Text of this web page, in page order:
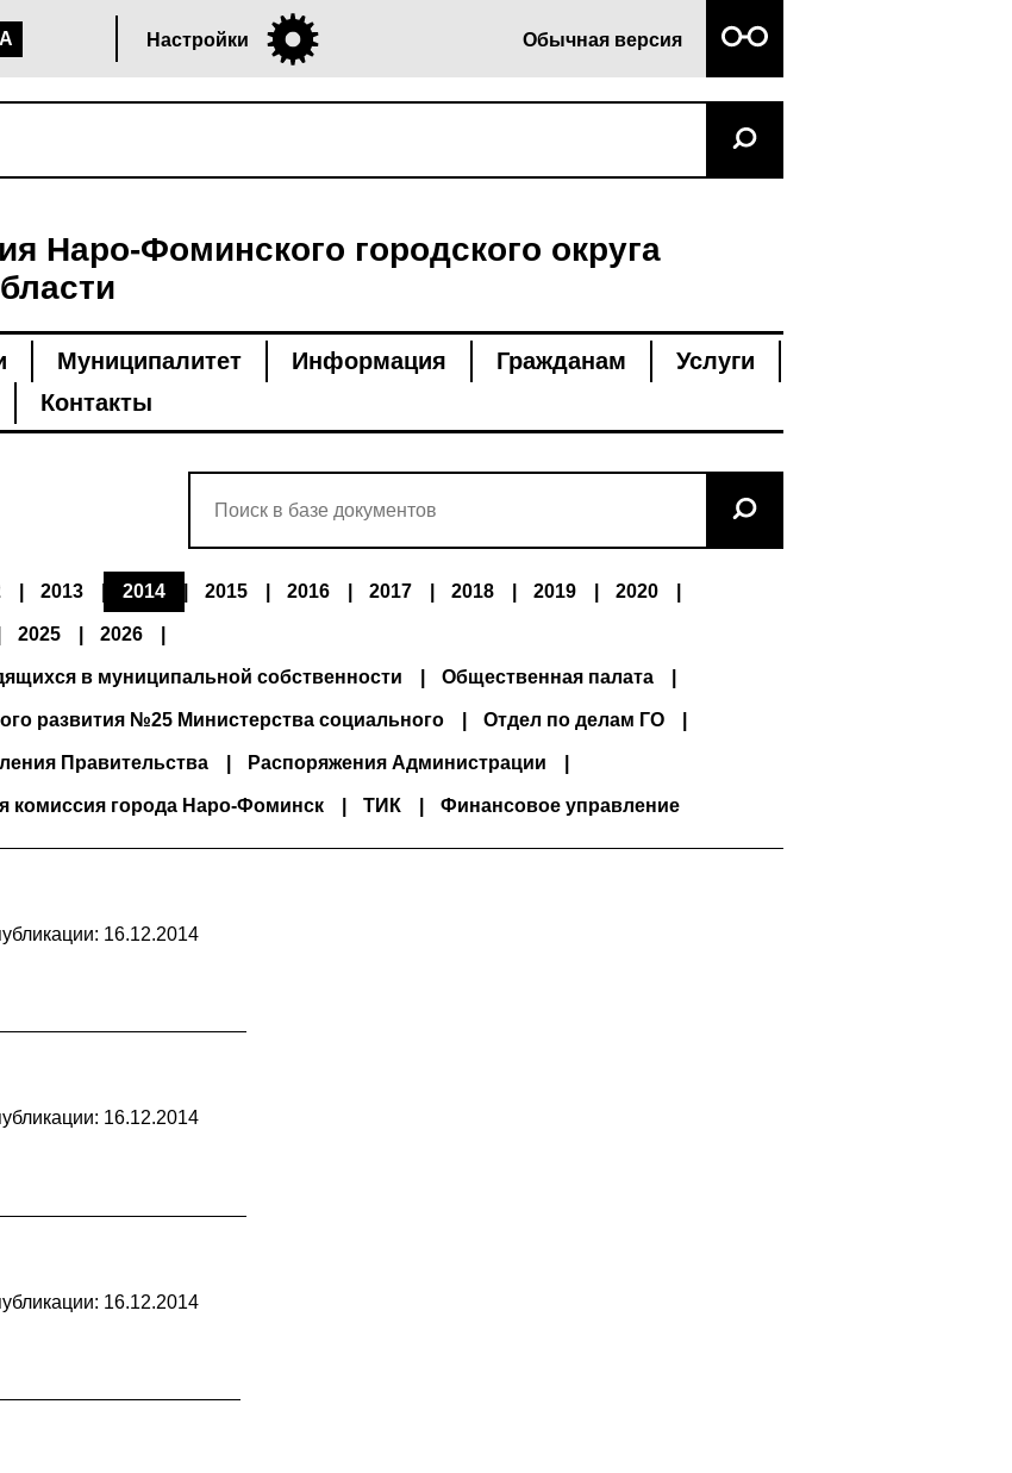
A Настройки Обычная версия
Наро-Фоминского городского округа
Муниципалитет Информация Гражданам
Услуги
Контакты
2013 2014 2015 2016 2017 2018 2019 2020
2025 2026
в муниципальной собственности Общественная палата
развития №25 Министерства социального Отдел по делам ГО
Правительства Распоряжения Администрации
комиссия города Наро-Фоминск ТИК Финансовое управление
16.12.2014
16.12.2014
16.12.2014